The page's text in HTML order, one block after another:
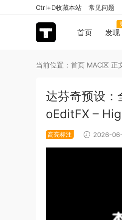
首页 发现
Ctrl+D收藏本站 常见问题
当前位置： 首页 MAC区 正
达芬奇预设：
oEditFX –
高亮标注 2026-